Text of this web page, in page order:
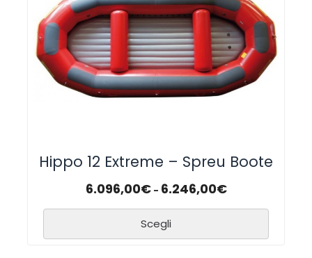
Hippo 12 Extreme – Spreu Boote
6.096,00€ - 6.246,00€
Scegli